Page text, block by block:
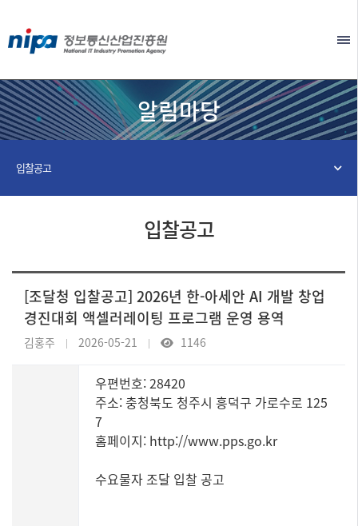
알림마당
입찰공고
입찰공고
[조달청 입찰공고] 2026년 한-아세안 AI 개발 창업
경진대회 액셀러레이팅 프로그램 운영 용역
김홍주 2026-05-21 1146
우편번호: 28420
주소: 충청북도 청주시 흥덕구 가로수로 125
7
홈페이지: http://www.pps.go.kr
수요물자 조달 입찰 공고